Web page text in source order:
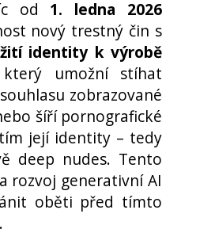
od 1. ledna 2026
nový trestný čin s
identity k výrobě
umožní stíhat
zobrazované
šíří pornografické
její identity – tedy
deep nudes. Tento
rozvoj generativní AI
oběti před tímto